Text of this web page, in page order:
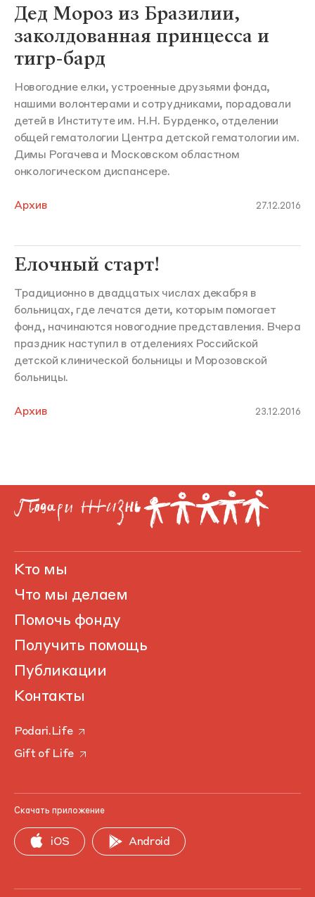
Дед Мороз из Бразилии,
заколдованная принцесса и
тигр-бард
Новогодние елки, устроенные друзьями фонда,
нашими волонтерами и сотрудниками, порадовали
детей в Институте им. Н.Н. Бурденко, отделении
общей гематологии Центра детской гематологии им.
Димы Рогачева и Московском областном
онкологическом диспансере.
Архив 27.12.2016
Елочный старт!
Традиционно в двадцатых числах декабря в
больницах, где лечатся дети, которым помогает
фонд, начинаются новогодние представления. Вчера
праздник наступил в отделениях Российской
детской клинической больницы и Морозовской
больницы.
Архив 23.12.2016
Кто мы
Что мы делаем
Помочь фонду
Получить помощь
Публикации
Контакты
Podari.Life
Gift of Life
Скачать приложение
iOS Android